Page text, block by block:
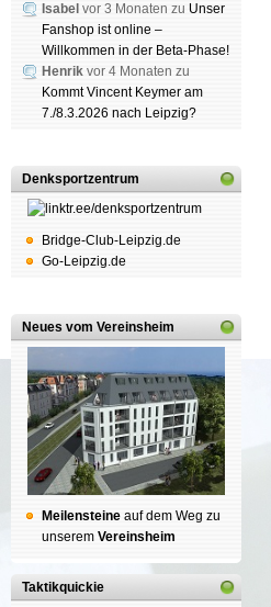
Isabel vor 3 Monaten zu Unser
Fanshop ist online –
Willkommen in der Beta-Phase!
Henrik vor 4 Monaten zu
Kommt Vincent Keymer am
7./8.3.2026 nach Leipzig?
Denksportzentrum
Bridge-Club-Leipzig.de
Go-Leipzig.de
Neues vom Vereinsheim
Mei­len­stei­ne auf dem Weg zu
un­se­rem Ver­eins­heim
Taktikquickie